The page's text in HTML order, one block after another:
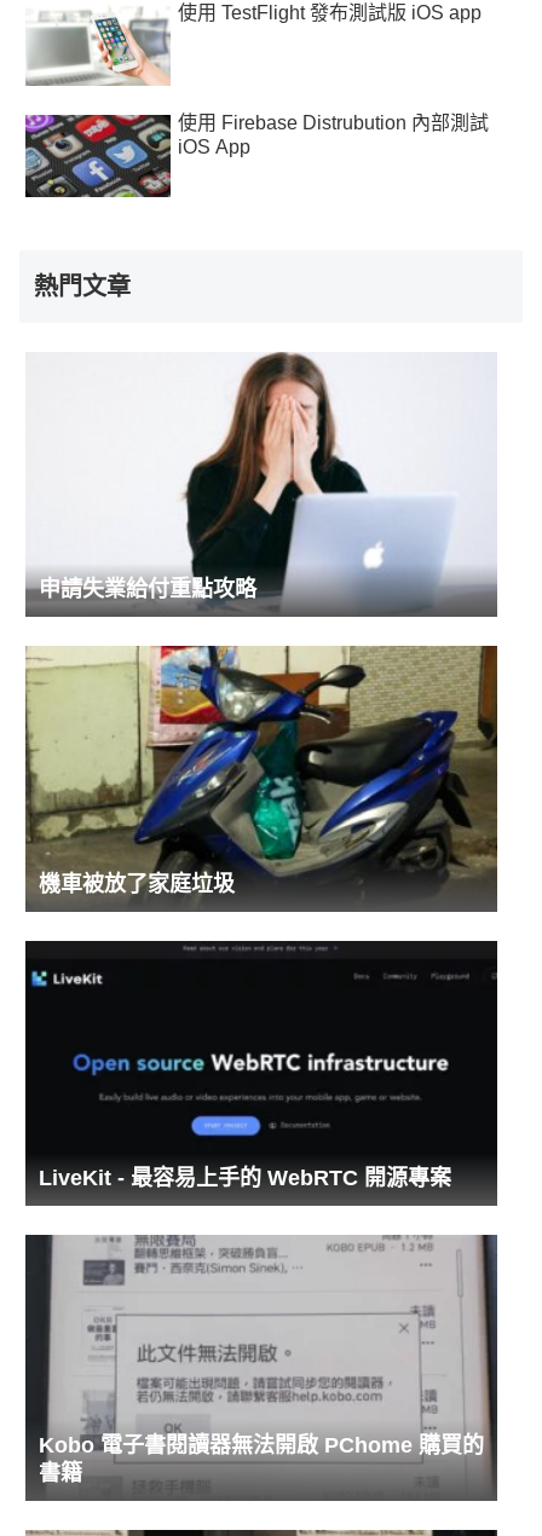
使用 TestFlight 發布測試版 iOS app
使用 Firebase Distrubution 內部測試
iOS App
熱門文章
申請失業給付重點攻略
機車被放了家庭垃圾
LiveKit - 最容易上手的 WebRTC 開源專案
Kobo 電子書閱讀器無法開啟 PChome 購買的
書籍